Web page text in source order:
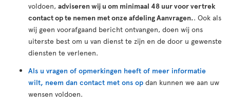
voldoen, adviseren wij u om minimaal 48 uur voor vertrek
contact op te nemen met onze afdeling Aanvragen.. Ook als
wij geen voorafgaand bericht ontvangen, doen wij ons
uiterste best om u van dienst te zijn en de door u gewenste
diensten te verlenen.
Als u vragen of opmerkingen heeft of meer informatie
wilt, neem dan contact met ons op dan kunnen we aan uw
wensen voldoen.